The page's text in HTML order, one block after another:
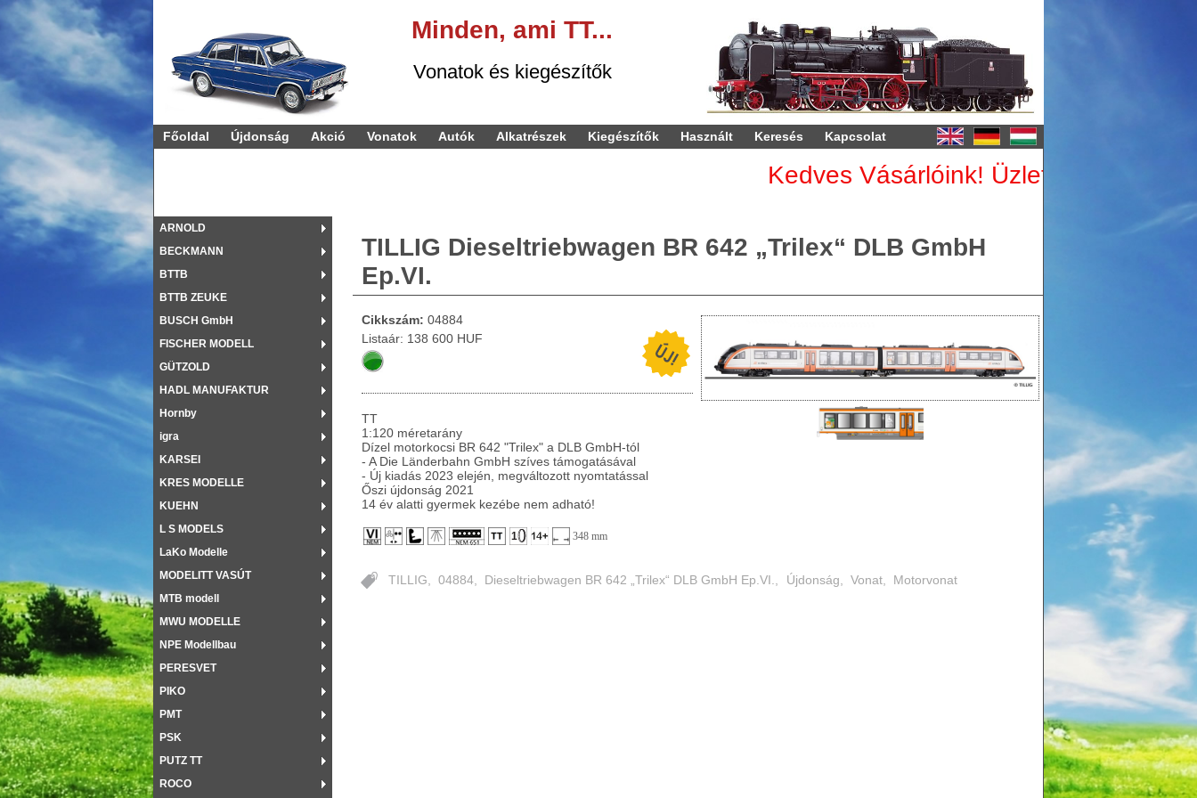
Minden, ami TT...
Vonatok és kiegészítők
Főoldal Újdonság Akció Vonatok Autók Alkatrészek Kiegészítők Használt Keresés Kapcsolat
Kedves Vásárlóink! Üzletünk
ARNOLD
BECKMANN
BTTB
BTTB ZEUKE
BUSCH GmbH
FISCHER MODELL
GÜTZOLD
HADL MANUFAKTUR
Hornby
igra
KARSEI
KRES MODELLE
KUEHN
L S MODELS
LaKo Modelle
MODELITT VASÚT
MTB modell
MWU MODELLE
NPE Modellbau
PERESVET
PIKO
PMT
PSK
PUTZ TT
ROCO
TILLIG Dieseltriebwagen BR 642 „Trilex“ DLB GmbH
Ep.VI.
Cikkszám: 04884
Listaár: 138 600 HUF
TT
1:120 méretarány
Dízel motorkocsi BR 642 "Trilex" a DLB GmbH-tól
- A Die Länderbahn GmbH szíves támogatásával
- Új kiadás 2023 elején, megváltozott nyomtatással
Őszi újdonság 2021
14 év alatti gyermek kezébe nem adható!
348 mm
TILLIG 04884 Dieseltriebwagen BR 642 „Trilex“ DLB GmbH Ep.VI. Újdonság Vonat, Motorvonat